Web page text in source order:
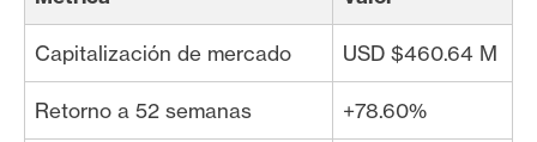
Capitalización de mercado USD $460.64 M
Retorno a 52 semanas +78.60%